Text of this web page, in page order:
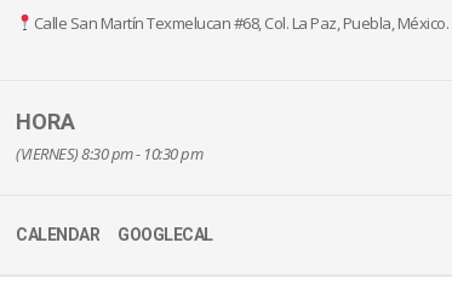
Calle San Martín Texmelucan #68, Col. La Paz, Puebla, México.
HORA
(VIERNES) 8:30 pm - 10:30 pm
CALENDAR GOOGLECAL